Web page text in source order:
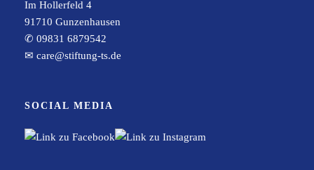
Im Hollerfeld 4
91710 Gunzenhausen
✆ 09831 6879542
✉ care@stiftung-ts.de
SOCIAL MEDIA